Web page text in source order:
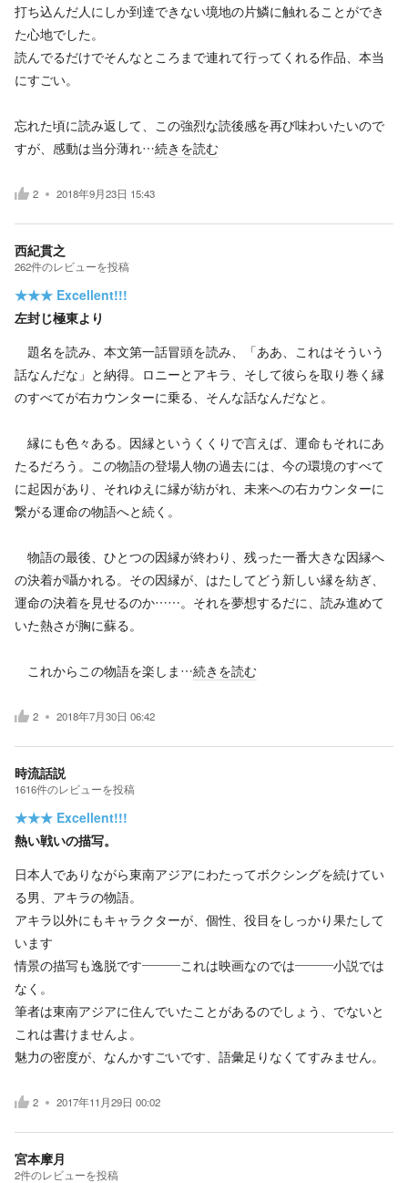
打ち込んだ人にしか到達できない境地の片鱗に触れることができ
た心地でした。
読んでるだけでそんなところまで連れて行ってくれる作品、本当
にすごい。
忘れた頃に読み返して、この強烈な読後感を再び味わいたいので
すが、感動は当分薄れ…続きを読む
2 2018年9月23日 15:43
西紀貫之
262件のレビューを投稿
★★★ Excellent!!!
左封じ極東より
題名を読み、本文第一話冒頭を読み、「ああ、これはそういう
話なんだな」と納得。ロニーとアキラ、そして彼らを取り巻く縁
のすべてが右カウンターに乗る、そんな話なんだなと。
縁にも色々ある。因縁というくくりで言えば、運命もそれにあ
たるだろう。この物語の登場人物の過去には、今の環境のすべて
に起因があり、それゆえに縁が紡がれ、未来への右カウンターに
繋がる運命の物語へと続く。
物語の最後、ひとつの因縁が終わり、残った一番大きな因縁へ
の決着が囁かれる。その因縁が、はたしてどう新しい縁を紡ぎ、
運命の決着を見せるのか……。それを夢想するだに、読み進めて
いた熱さが胸に蘇る。
これからこの物語を楽しま…続きを読む
2 2018年7月30日 06:42
時流話説
1616件のレビューを投稿
★★★ Excellent!!!
熱い戦いの描写。
日本人でありながら東南アジアにわたってボクシングを続けてい
る男、アキラの物語。
アキラ以外にもキャラクターが、個性、役目をしっかり果たして
います
情景の描写も逸脱です―――これは映画なのでは―――小説では
なく。
筆者は東南アジアに住んでいたことがあるのでしょう、でないと
これは書けませんよ。
魅力の密度が、なんかすごいです、語彙足りなくてすみません。
2 2017年11月29日 00:02
宮本摩月
2件のレビューを投稿